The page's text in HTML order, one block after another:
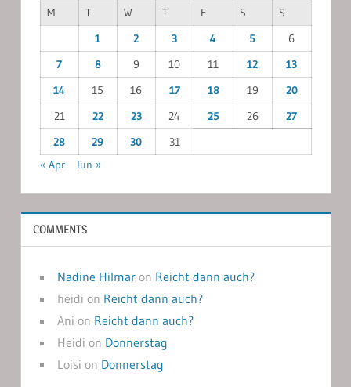
M T W T F S
S
1
2 3 4 5
6
7
8 9 10 11 12
13
14
15 16 17 18 19
20
21
22 23 24 25 26
27
28
29 30
31
« Apr
Jun »
COMMENTS
Nadine Hilmaron Reicht dann auch?
heidi on Reicht dann auch?
Ani on Reicht dann auch?
Heidi on Donnerstag
Loisi on Donnerstag